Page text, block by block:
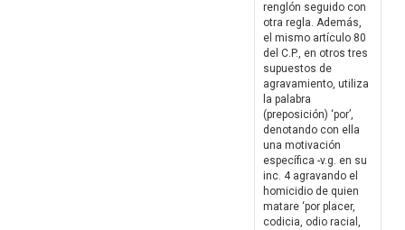
renglón seguido con
otra regla. Además,
el mismo artículo 80
del C.P., en otros tres
supuestos de
agravamiento, utiliza
la palabra
(preposición) ‘por’,
denotando con ella
una motivación
específica -v.g. en su
inc. 4 agravando el
homicidio de quien
matare ‘por placer,
codicia, odio racial,